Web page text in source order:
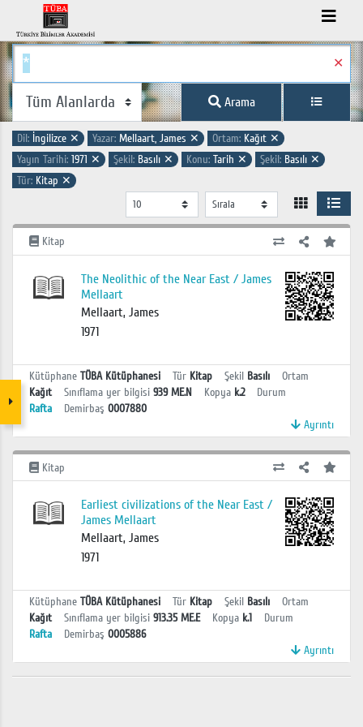
✕
Arama
Dil: İngilizce ✕ Yazar: Mellaart, James ✕ Ortam: Kağıt ✕
Yayın Tarihi: 1971 ✕ Şekil: Basılı ✕ Konu: Tarih ✕ Şekil: Basılı ✕
Tür: Kitap ✕
Kitap
The Neolithic of the Near East / James
Mellaart
Mellaart, James
1971
Kütüphane TÜBA Kütüphanesi Tür Kitap Şekil Basılı
Ortam
Kağıt
Sınıflama yer bilgisi 939 ME.N Kopya k.2
Durum
Rafta
Demirbaş 0007880
Ayrıntı
Kitap
Earliest civilizations of the Near East /
James Mellaart
Mellaart, James
1971
Kütüphane TÜBA Kütüphanesi Tür Kitap Şekil Basılı
Ortam
Kağıt
Sınıflama yer bilgisi 913.35 ME.E Kopya k.1
Durum
Rafta
Demirbaş 0005886
Ayrıntı